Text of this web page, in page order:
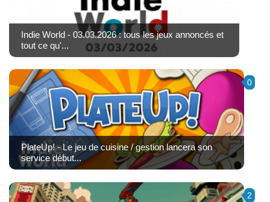
Indie World - 03.03.2026 : tous les jeux annoncés et
tout ce qu'...
0
PlateUp! - Le jeu de cuisine / gestion lancera son
service début...
2